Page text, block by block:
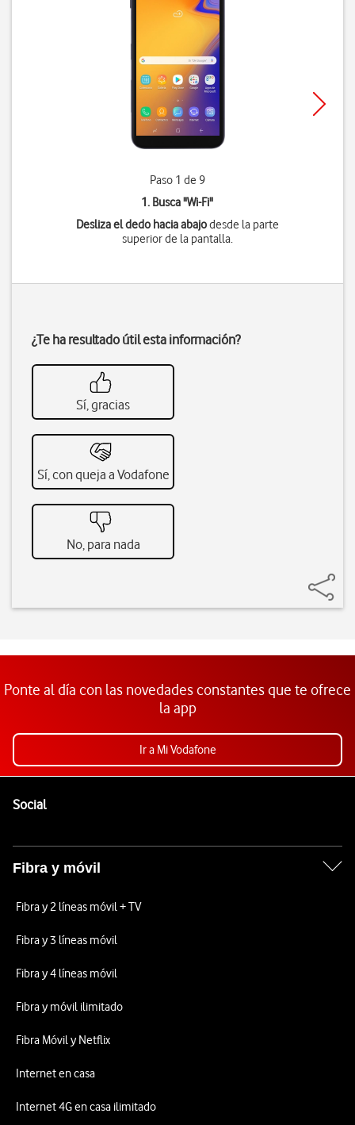
Paso 1 de 9
1. Busca "Wi-Fi"
Desliza el dedo hacia abajodesde la parte
superior de la pantalla.
¿Te ha resultado útil esta información?
Sí, gracias
Sí, con queja a Vodafone
No, para nada
Ponte al día con las novedades constantes que te ofrece
la app
Ir a Mi Vodafone
SocialEnlaces a las redes sociales de Vodafone
Fibra y móvil
Fibra y 2 líneas móvil + TV
Fibra y 3 líneas móvil
Fibra y 4 líneas móvil
Fibra y móvil ilimitado
Fibra Móvil y Netflix
Internet en casa
Internet 4G en casa ilimitado